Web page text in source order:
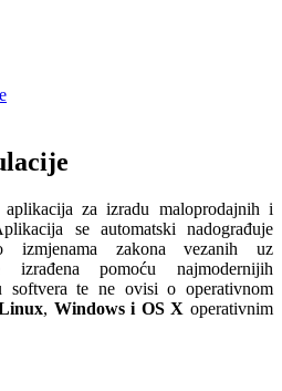
za izradu maloprodajnih i
se automatski nadograđuje
izmjenama zakona vezanih uz
pomoću najmodernijih
softvera te ne ovisi o operativnom
, Windows i OS X operativnim